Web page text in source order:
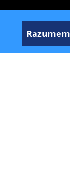
Razumem